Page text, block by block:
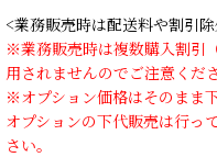
<業務販売時は配送料や割引
※業務販売時は複数購入割引
用されませんのでご注意くだ
※オプション価格はそのまま
オプションの下代販売は行っ
さい。